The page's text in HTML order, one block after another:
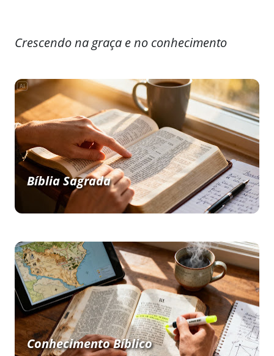
Crescendo na graça e no conhecimento
Bíblia Sagrada
Conhecimento Bíblico